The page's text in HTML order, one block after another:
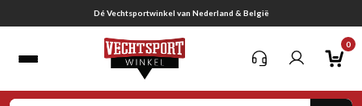
naar
Gratis verzending vanaf € 75,-
0